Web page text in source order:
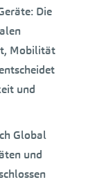
Die
Mobilität
und
Global
und